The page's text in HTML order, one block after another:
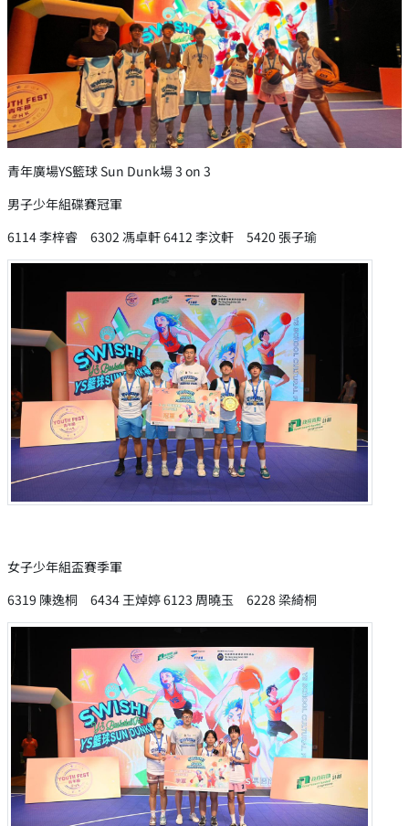
青年廣場YS籃球 Sun Dunk場 3 on 3
男子少年組碟賽冠軍
6114 李梓睿 6302 馮卓軒 6412 李汶軒 5420 張子瑜
女子少年組盃賽季軍
6319 陳逸桐 6434 王焯婷 6123 周曉玉 6228 梁綺桐